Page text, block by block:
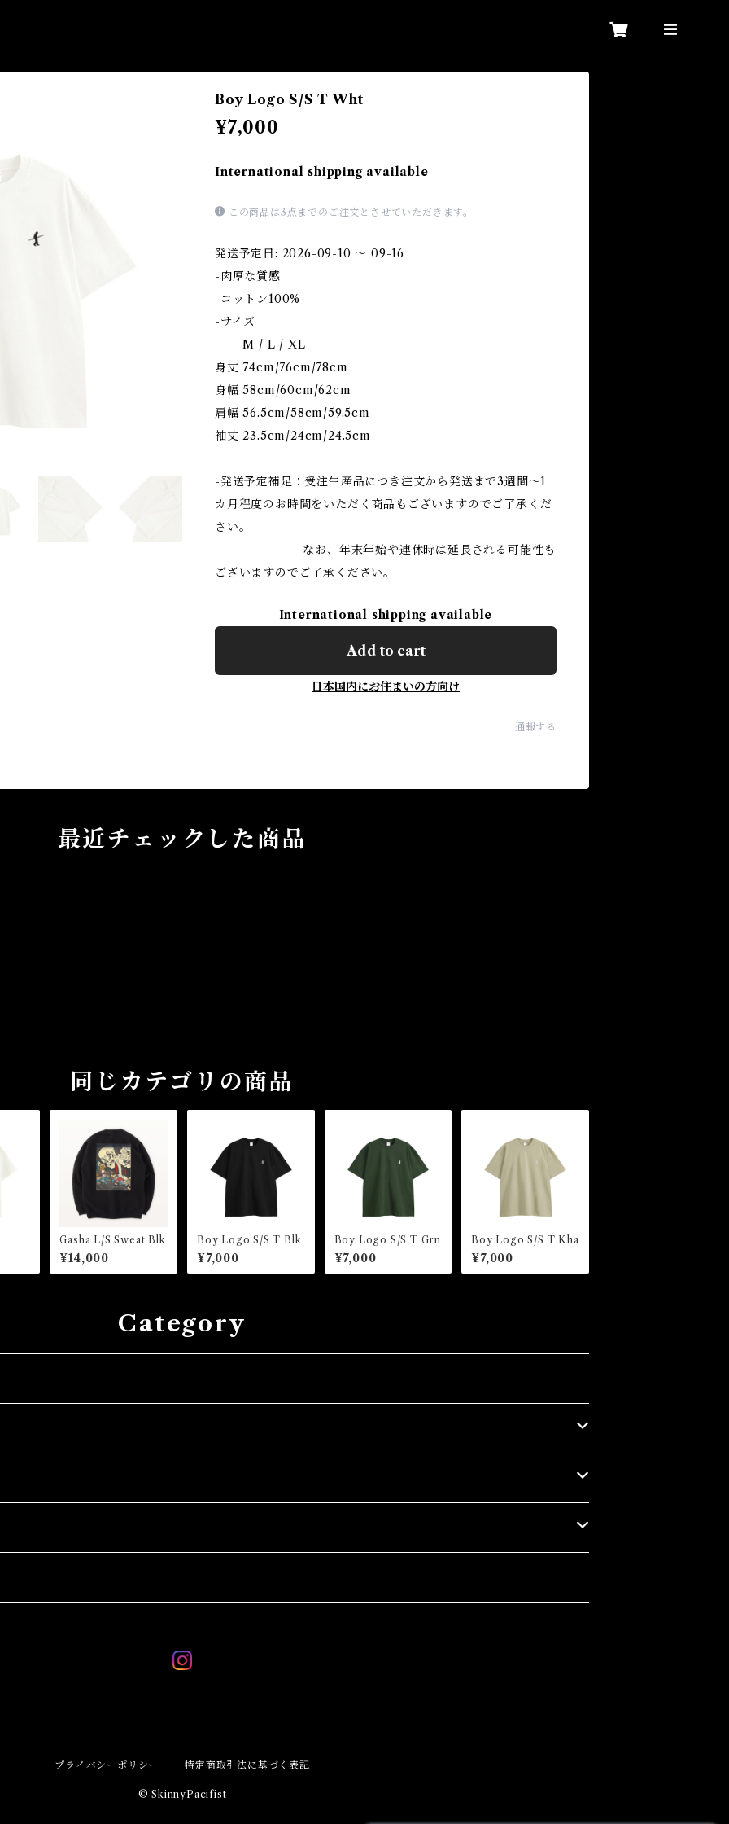
Boy Logo S/S T Wht
¥7,000
International shipping available
この商品は3点までのご注文とさせていただきます。
発送予定日: 2026-09-10 〜 09-16
-肉厚な質感
-コットン100%
-サイズ
M / L / XL
身丈 74cm/76cm/78cm
身幅 58cm/60cm/62cm
肩幅 56.5cm/58cm/59.5cm
袖丈 23.5cm/24cm/24.5cm
-発送予定補足：受注生産品につき注文から発送まで3週間～1
カ月程度のお時間をいただく商品もございますのでご了承くだ
さい。
なお、年末年始や連休時は延長される可能性も
ございますのでご了承ください。
International shipping available
Add to cart
日本国内にお住まいの方向け
通報する
最近チェックした商品
同じカテゴリの商品
Gasha L/S Sweat Blk
¥14,000
Boy Logo S/S T Blk
¥7,000
Boy Logo S/S T Grn
¥7,000
Boy Logo S/S T Kha
¥7,000
Category
プライバシーポリシー 特定商取引法に基づく表記
© SkinnyPacifist